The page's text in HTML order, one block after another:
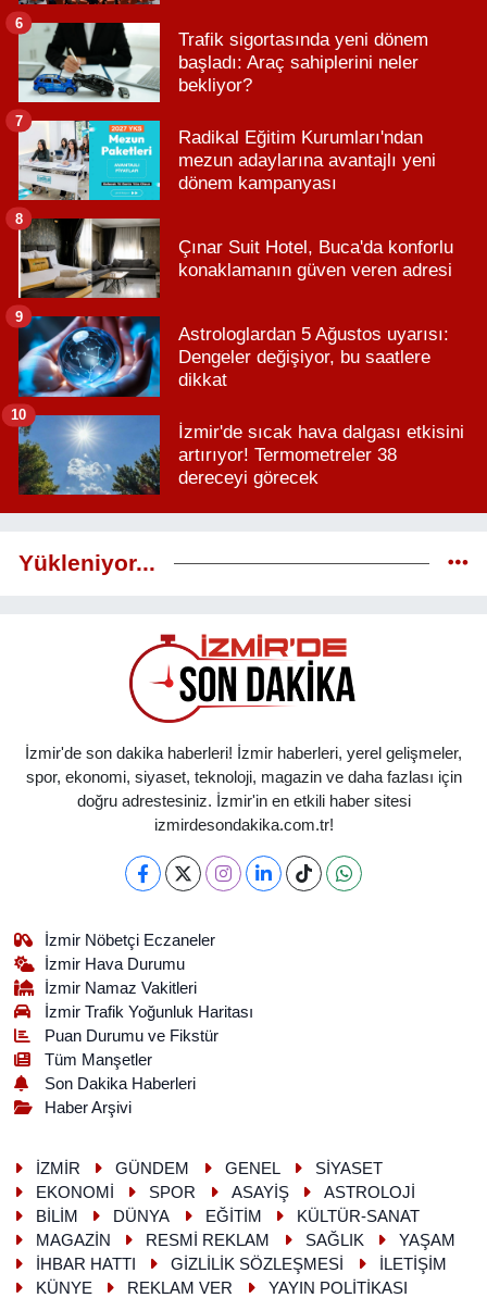
Trafik sigortasında yeni dönem
başladı: Araç sahiplerini neler
bekliyor?
6
Radikal Eğitim Kurumları'ndan
mezun adaylarına avantajlı yeni
dönem kampanyası
7
Çınar Suit Hotel, Buca'da konforlu
konaklamanın güven veren adresi
8
Astrologlardan 5 Ağustos uyarısı:
Dengeler değişiyor, bu saatlere
dikkat
9
İzmir'de sıcak hava dalgası etkisini
artırıyor! Termometreler 38
dereceyi görecek
10
Yükleniyor...
İzmir'de son dakika haberleri! İzmir haberleri, yerel gelişmeler,
spor, ekonomi, siyaset, teknoloji, magazin ve daha fazlası için
doğru adrestesiniz. İzmir'in en etkili haber sitesi
izmirdesondakika.com.tr!
İzmir Nöbetçi Eczaneler
İzmir Hava Durumu
İzmir Namaz Vakitleri
İzmir Trafik Yoğunluk Haritası
Puan Durumu ve Fikstür
Tüm Manşetler
Son Dakika Haberleri
Haber Arşivi
İZMİR GÜNDEM GENEL
SİYASET
EKONOMİ
SPOR ASAYİŞ
ASTROLOJİ
BİLİM
DÜNYA EĞİTİM
KÜLTÜR-SANAT
MAGAZİN
RESMİ REKLAM SAĞLIK
YAŞAM
İHBAR HATTI
GİZLİLİK SÖZLEŞMESİ
İLETİŞİM
KÜNYE
REKLAM VER YAYIN POLİTİKASI